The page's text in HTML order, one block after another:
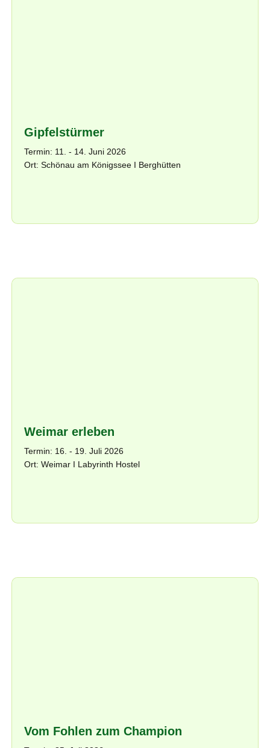
Gipfelstürmer
Termin: 11. - 14. Juni 2026
Ort: Schönau am Königssee I Berghütten
Weimar erleben
Termin: 16. - 19. Juli 2026
Ort: Weimar I Labyrinth Hostel
Vom Fohlen zum Champion